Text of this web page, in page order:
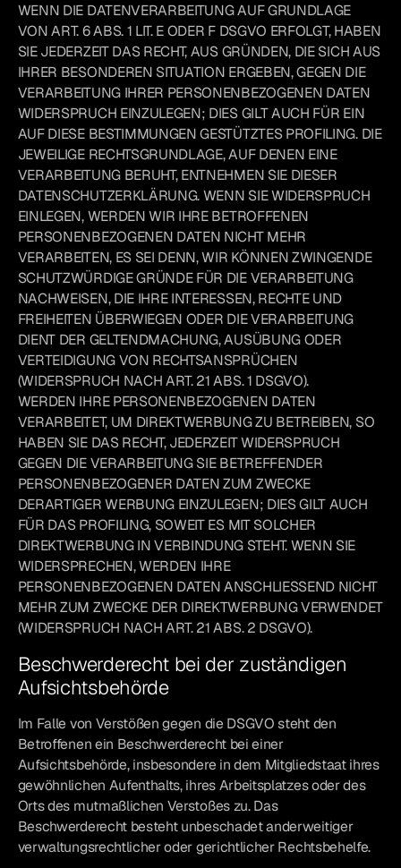
WENN DIE DATENVERARBEITUNG AUF GRUNDLAGE
VON ART. 6 ABS. 1 LIT. E ODER F DSGVO ERFOLGT, HABEN
SIE JEDERZEIT DAS RECHT, AUS GRÜNDEN, DIE SICH AUS
IHRER BESONDEREN SITUATION ERGEBEN, GEGEN DIE
VERARBEITUNG IHRER PERSONENBEZOGENEN DATEN
WIDERSPRUCH EINZULEGEN; DIES GILT AUCH FÜR EIN
AUF DIESE BESTIMMUNGEN GESTÜTZTES PROFILING. DIE
JEWEILIGE RECHTSGRUNDLAGE, AUF DENEN EINE
VERARBEITUNG BERUHT, ENTNEHMEN SIE DIESER
DATENSCHUTZERKLÄRUNG. WENN SIE WIDERSPRUCH
EINLEGEN, WERDEN WIR IHRE BETROFFENEN
PERSONENBEZOGENEN DATEN NICHT MEHR
VERARBEITEN, ES SEI DENN, WIR KÖNNEN ZWINGENDE
SCHUTZWÜRDIGE GRÜNDE FÜR DIE VERARBEITUNG
NACHWEISEN, DIE IHRE INTERESSEN, RECHTE UND
FREIHEITEN ÜBERWIEGEN ODER DIE VERARBEITUNG
DIENT DER GELTENDMACHUNG, AUSÜBUNG ODER
VERTEIDIGUNG VON RECHTSANSPRÜCHEN
(WIDERSPRUCH NACH ART. 21 ABS. 1 DSGVO).
WERDEN IHRE PERSONENBEZOGENEN DATEN
VERARBEITET, UM DIREKTWERBUNG ZU BETREIBEN, SO
HABEN SIE DAS RECHT, JEDERZEIT WIDERSPRUCH
GEGEN DIE VERARBEITUNG SIE BETREFFENDER
PERSONENBEZOGENER DATEN ZUM ZWECKE
DERARTIGER WERBUNG EINZULEGEN; DIES GILT AUCH
FÜR DAS PROFILING, SOWEIT ES MIT SOLCHER
DIREKTWERBUNG IN VERBINDUNG STEHT. WENN SIE
WIDERSPRECHEN, WERDEN IHRE
PERSONENBEZOGENEN DATEN ANSCHLIESSEND NICHT
MEHR ZUM ZWECKE DER DIREKTWERBUNG VERWENDET
(WIDERSPRUCH NACH ART. 21 ABS. 2 DSGVO).
Beschwerderecht bei der zuständigen
Aufsichtsbehörde
Im Falle von Verstößen gegen die DSGVO steht den
Betroffenen ein Beschwerderecht bei einer
Aufsichtsbehörde, insbesondere in dem Mitgliedstaat ihres
gewöhnlichen Aufenthalts, ihres Arbeitsplatzes oder des
Orts des mutmaßlichen Verstoßes zu. Das
Beschwerderecht besteht unbeschadet anderweitiger
verwaltungsrechtlicher oder gerichtlicher Rechtsbehelfe.